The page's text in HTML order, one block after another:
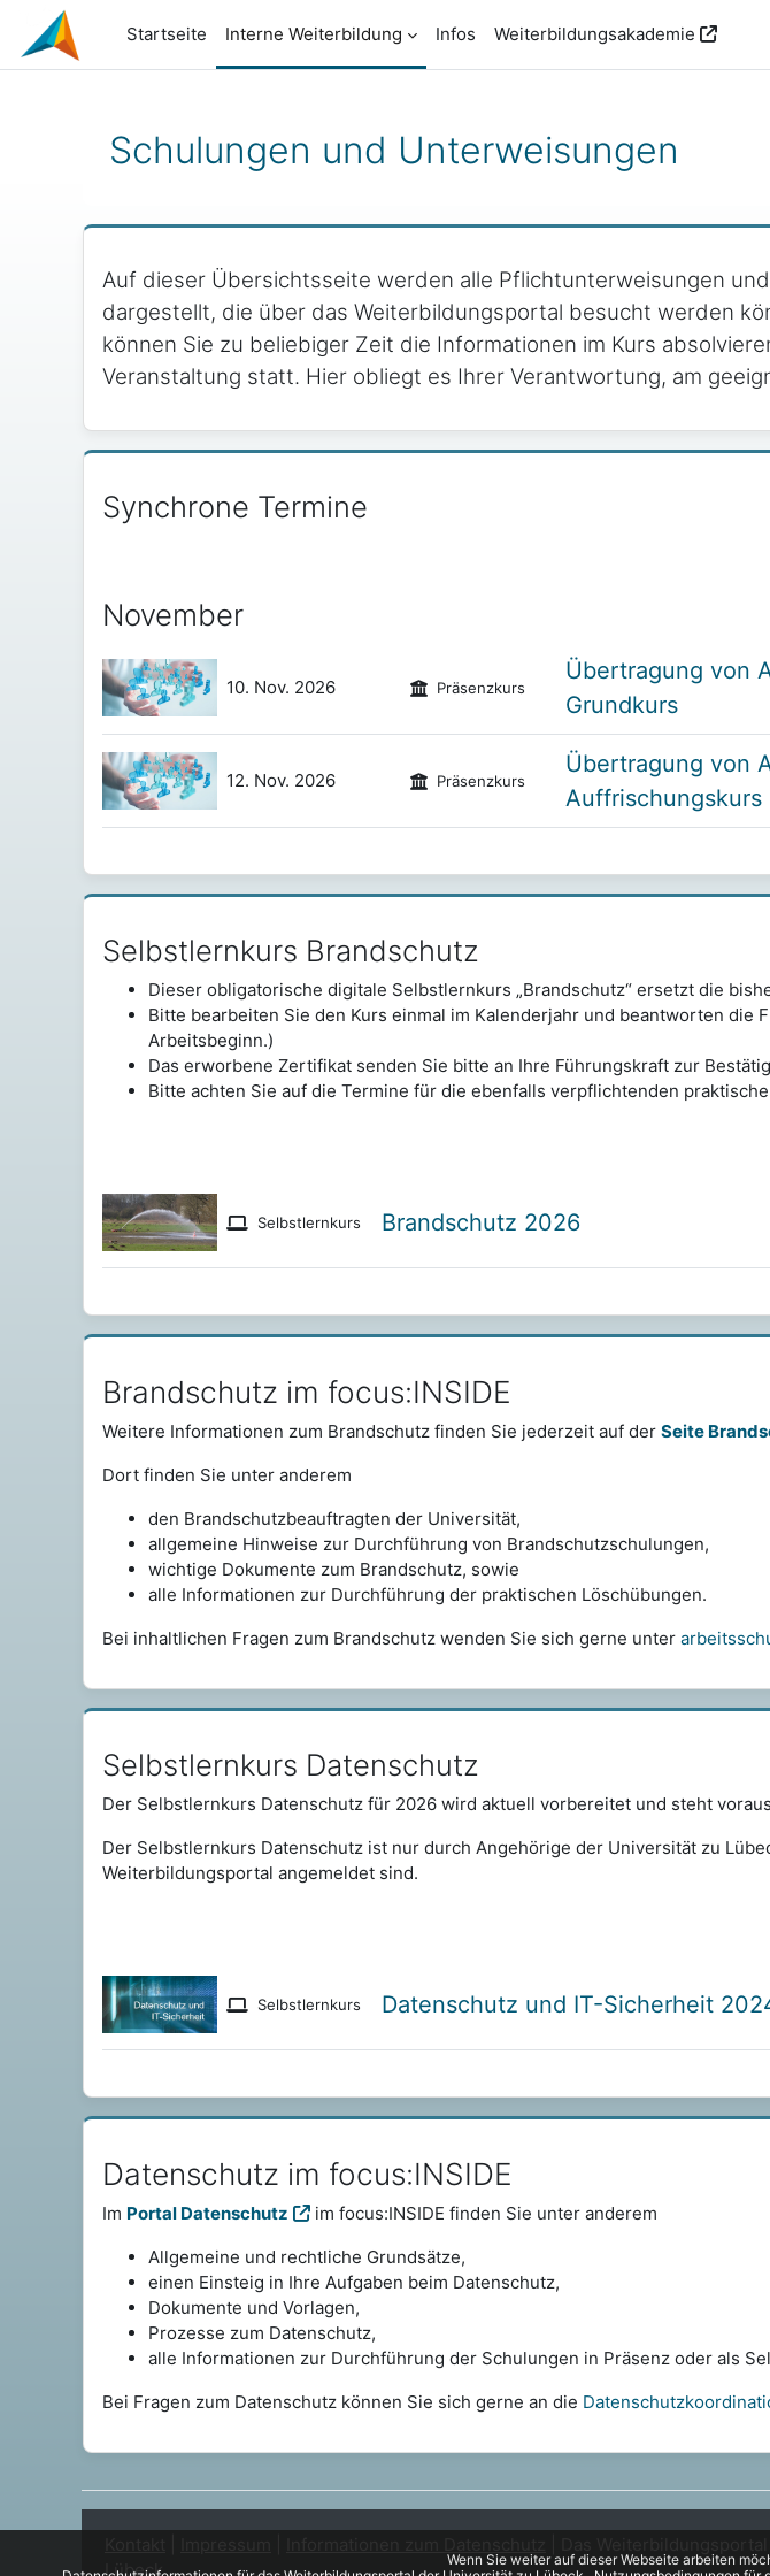
Zum Hauptinhalt
Wenn Sie weiter auf dieser Webseite arbeiten
Startseite Interne Weiterbildung Infos Weiterbildungsakademie
Schulungen und Unterweisungen
Blöcke
Auf dieser Übersichtsseite werden alle Pflichtunterweisungen
dargestellt, die über das Weiterbildungsportal besucht werden
können Sie zu beliebiger Zeit die Informationen im Kurs
Veranstaltung statt. Hier obliegt es Ihrer Verantwortung, am
Aktuelle Termine überspringen
Synchrone Termine
November
Übertragung von
Grundkurs
10. Nov. 2026 Präsenzkurs
Übertragung von
Auffrischungskurs
12. Nov. 2026 Präsenzkurs
Selbstlernkurs Brandschutz überspringen
Selbstlernkurs Brandschutz
Dieser obligatorische digitale Selbstlernkurs „Brandschutz“ ersetzt die
Bitte bearbeiten Sie den Kurs einmal im Kalenderjahr und beantworten die
Arbeitsbeginn.)
Das erworbene Zertifikat senden Sie bitte an Ihre Führungskraft zur
Bitte achten Sie auf die Termine für die ebenfalls verpflichtenden
Brandschutz 2026
Selbstlernkurs
Brandschutz im focus:INSIDE überspringen
Brandschutz im focus:INSIDE
Weitere Informationen zum Brandschutz finden Sie jederzeit auf der Seite
Dort finden Sie unter anderem
den Brandschutzbeauftragten der Universität,
allgemeine Hinweise zur Durchführung von Brandschutzschulungen,
wichtige Dokumente zum Brandschutz, sowie
alle Informationen zur Durchführung der praktischen Löschübungen.
Bei inhaltlichen Fragen zum Brandschutz wenden Sie sich gerne unter
Selbstlernkurse überspringen
Selbstlernkurs Datenschutz
Der Selbstlernkurs Datenschutz für 2026 wird aktuell vorbereitet und steht
Der Selbstlernkurs Datenschutz ist nur durch Angehörige der Universität zu
Weiterbildungsportal angemeldet sind.
Datenschutz und IT-Sicherheit
Selbstlernkurs
Datenschutz im focus:INSIDE überspringen
Datenschutz im focus:INSIDE
Im Portal Datenschutz
im focus:INSIDE finden Sie unter anderem
Allgemeine und rechtliche Grundsätze,
einen Einsteig in Ihre Aufgaben beim Datenschutz,
Dokumente und Vorlagen,
Prozesse zum Datenschutz,
alle Informationen zur Durchführung der Schulungen in Präsenz oder als
Bei Fragen zum Datenschutz können Sie sich gerne an die
Lübeck